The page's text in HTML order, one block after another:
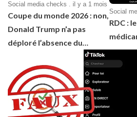
Social media checks . il y a 1 mois
Coupe du monde 2026 : non,
Donald Trump n’a pas
déploré l’absence du
compétition de football
Social
RDC :